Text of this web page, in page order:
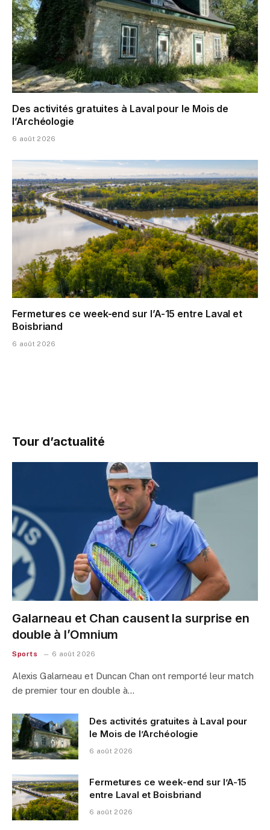
Des activités gratuites à Laval pour le Mois de
l’Archéologie
6 août 2026
Fermetures ce week-end sur l’A-15 entre Laval et
Boisbriand
6 août 2026
Tour d’actualité
Galarneau et Chan causent la surprise en
double à l’Omnium
Sports 6 août 2026
Alexis Galarneau et Duncan Chan ont remporté leur match
de premier tour en double à…
Des activités gratuites à Laval pour
le Mois de l’Archéologie
6 août 2026
Fermetures ce week-end sur l’A-15
entre Laval et Boisbriand
6 août 2026